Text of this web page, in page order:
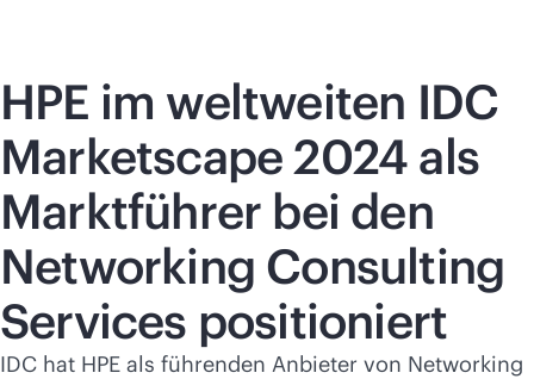
HPE im weltweiten IDC
Marketscape 2024 als
Marktführer bei den
Networking Consulting
Services positioniert
IDC hat HPE als führenden Anbieter von Networking